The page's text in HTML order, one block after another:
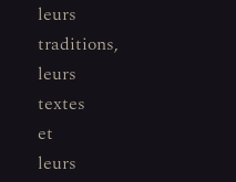
leurs
traditions,
leurs
textes
et
leurs